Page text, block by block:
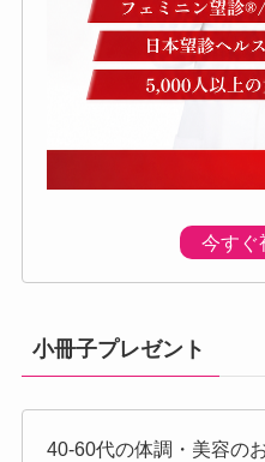
今すぐ
小冊子プレゼント
40-60代の体調・美容の